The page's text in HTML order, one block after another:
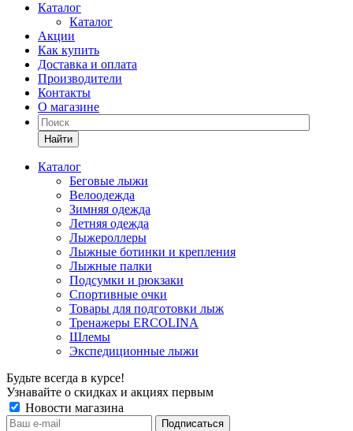
Каталог
Каталог
Акции
Как купить
Доставка и оплата
Производители
Контакты
О магазине
Найти
Каталог
Беговые лыжи
Велоодежда
Зимняя одежда
Летняя одежда
Лыжероллеры
Лыжные ботинки и крепления
Лыжные палки
Подсумки и рюкзаки
Спортивные очки
Товары для подготовки лыж
Тренажеры ERCOLINA
Шлемы
Экспедиционные лыжи
Будьте всегда в курсе!
Узнавайте о скидках и акциях первым
Новости магазина